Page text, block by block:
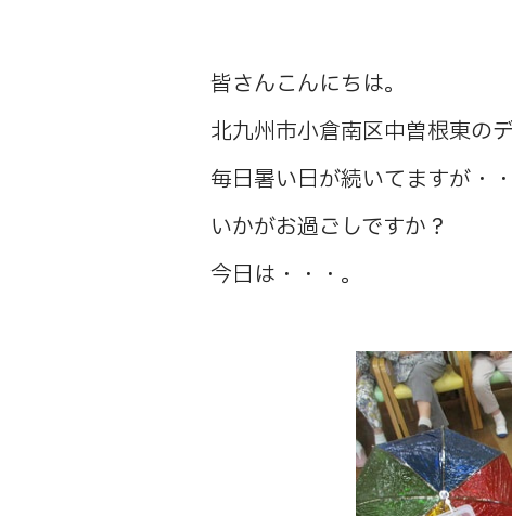
皆さんこんにちは。
北九州市小倉南区中曽根東の
毎日暑い日が続いてますが・・
いかがお過ごしですか？
今日は・・・。